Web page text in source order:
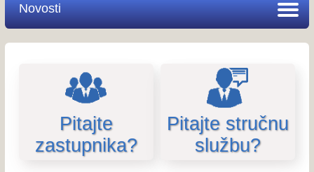
Novosti
Pitajte
zastupnika?
Pitajte stručnu
službu?